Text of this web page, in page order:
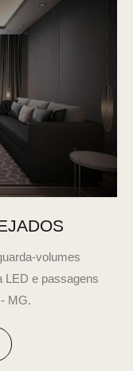
volumes
LED e passagens
MG.